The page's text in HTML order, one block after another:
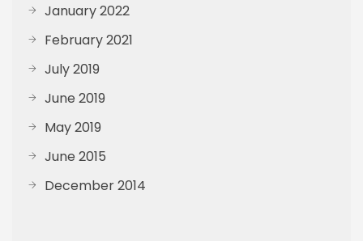
January 2022
February 2021
July 2019
June 2019
May 2019
June 2015
December 2014